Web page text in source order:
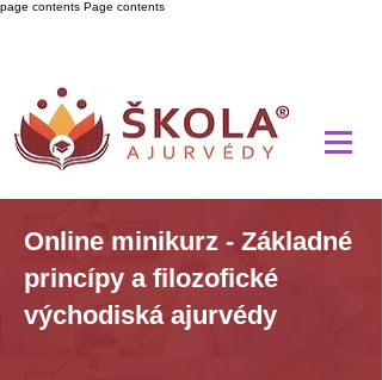
page contents Page contents
Online minikurz - Základné
princípy a filozofické
východiská ajurvédy